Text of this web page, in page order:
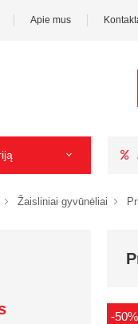
Apie mus
Žaisliniai gyvūnėliai
-50%